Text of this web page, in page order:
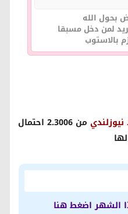
بحول الله
لمن دخل مسبقا
نيوزلندي
من 2.3006 احتمال
الشهر اضغط هنا